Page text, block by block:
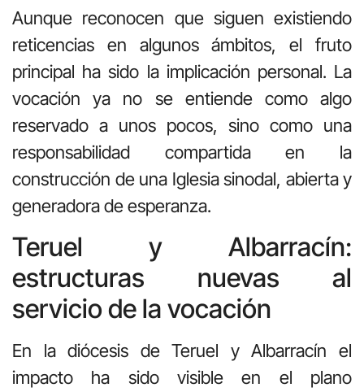
Aunque reconocen que siguen existiendo
reticencias en algunos ámbitos, el fruto
principal ha sido la implicación personal. La
vocación ya no se entiende como algo
reservado a unos pocos, sino como una
responsabilidad compartida en la
construcción de una Iglesia sinodal, abierta y
generadora de esperanza.
Teruel y Albarracín:
estructuras nuevas al
servicio de la vocación
En la diócesis de Teruel y Albarracín el
impacto ha sido visible en el plano